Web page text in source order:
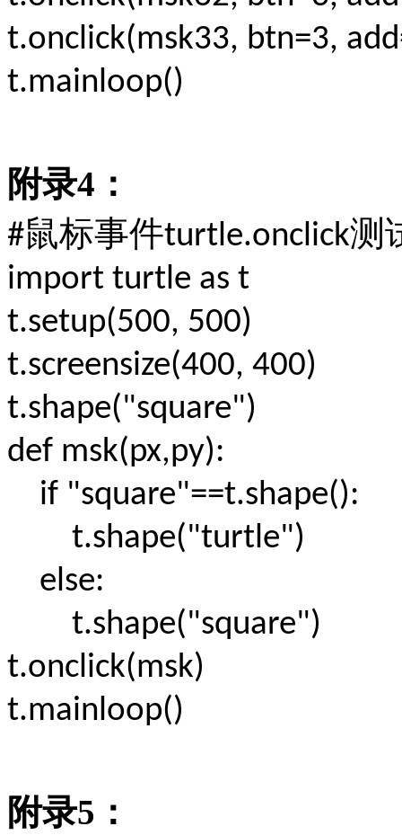
t.onclick(msk33, btn=3,
t.mainloop()
附录4 ：
#鼠标事件turtle.onclick测
import turtle as t
t.setup(500, 500)
t.screensize(400, 400)
t.shape("square")
def msk(px,py):
if "square"==t.shape():
t.shape("turtle")
else:
t.shape("square")
t.onclick(msk)
t.mainloop()
附录5 ：